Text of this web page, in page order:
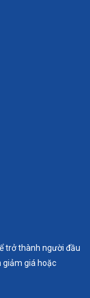
Điều chỉnh hệ màu HSV
trở thành người đầu
giảm giá hoặc